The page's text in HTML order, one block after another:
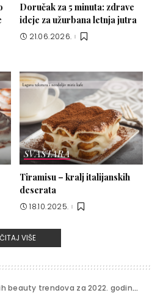
Doručak za 5 minuta: zdrave
ideje za užurbana letnja jutra
21.06.2026.
SVAŠTARA
Tiramisu – kralj italijanskih
deserata
18.10.2025.
VIŠE
trendova za 2022. godinu: Skincare, kosa i make-up